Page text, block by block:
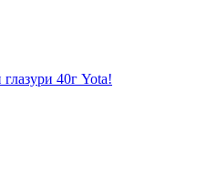
40г Yota!